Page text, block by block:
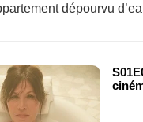
dépourvu